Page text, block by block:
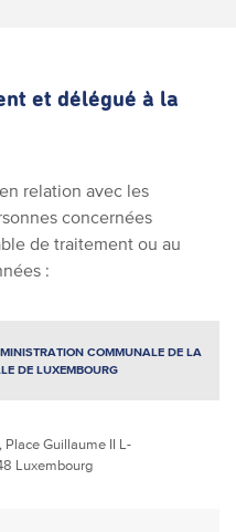
et délégué à la
relation avec les
concernées
de traitement ou au
:
COMMUNALE DE LA
DE LUXEMBOURG
Place Guillaume II L-
Luxembourg